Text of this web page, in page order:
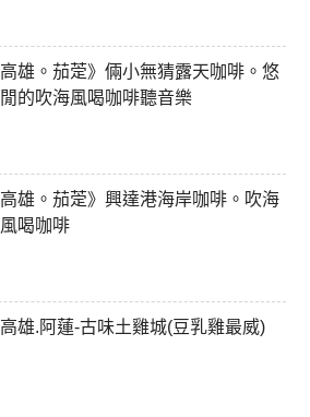
高雄。茄萣》倆小無猜露天咖啡。悠
閒的吹海風喝咖啡聽音樂
高雄。茄萣》興達港海岸咖啡。吹海
風喝咖啡
高雄.阿蓮-古味土雞城(豆乳雞最威)